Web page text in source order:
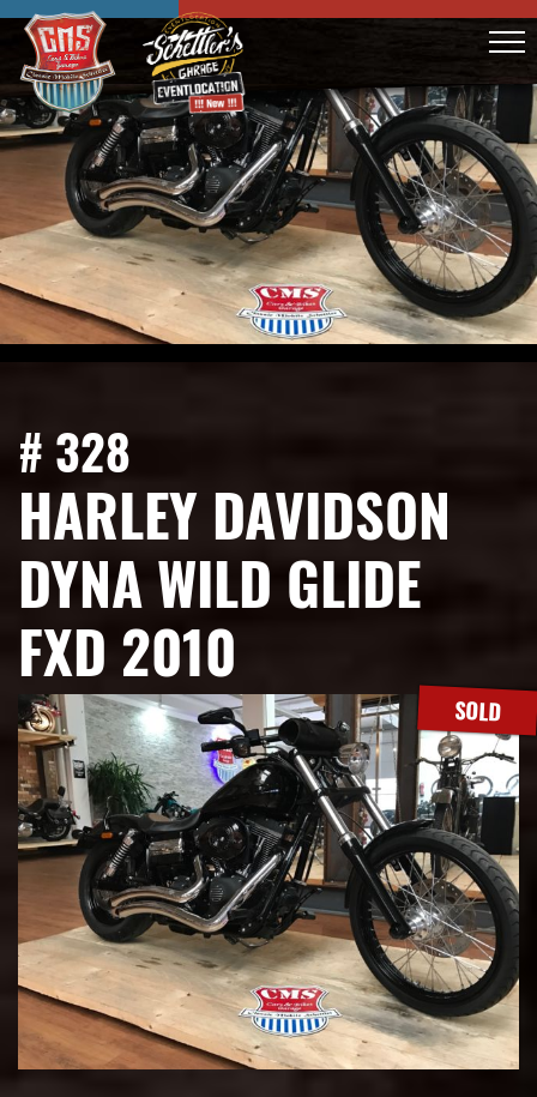
# 328
HARLEY DAVIDSON
DYNA WILD GLIDE
FXD 2010
SOLD